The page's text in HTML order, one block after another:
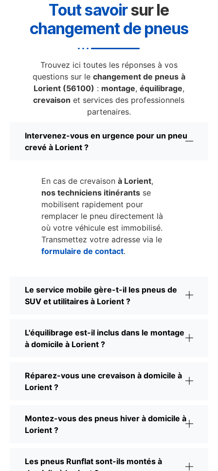
Tout savoirsur le
changement de pneus
Trouvez ici toutes les réponses à vos
questions sur le changement de pneus à
Lorient (56100) : montage, équilibrage,
crevaison et services des professionnels
partenaires.
Intervenez-vous en urgence pour un pneu
crevé à Lorient ?
En cas de crevaison à Lorient,
nos techniciens itinérants se
mobilisent rapidement pour
remplacer le pneu directement là
où votre véhicule est immobilisé.
Transmettez votre adresse via le
formulaire de contact.
Le service mobile gère-t-il les pneus de
SUV et utilitaires à Lorient ?
L'équilibrage est-il inclus dans le montage
à domicile à Lorient ?
Réparez-vous une crevaison à domicile à
Lorient ?
Montez-vous des pneus hiver à domicile à
Lorient ?
Les pneus Runflat sont-ils montés à